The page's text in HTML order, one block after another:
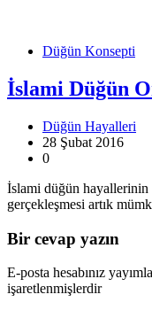
Düğün Konsepti
İslami Düğün
Düğün Hayalleri
28 Şubat 2016
0
İslami düğün
gerçekleşmesi artık
Bir cevap yazın
E-posta hesabınız
işaretlenmişlerdir